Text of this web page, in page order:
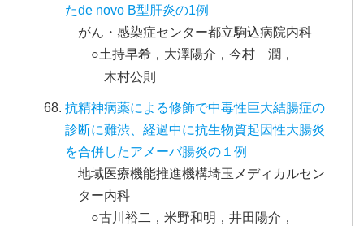
たde novo B型肝炎の1例
がん・感染症センター都立駒込病院内科
○土持早希，大澤陽介，今村 潤，
木村公則
抗精神病薬による修飾で中毒性巨大結腸症の
診断に難渋、経過中に抗生物質起因性大腸炎
を合併したアメーバ腸炎の１例
地域医療機能推進機構埼玉メディカルセン
ター内科
○古川裕二，米野和明，井田陽介，